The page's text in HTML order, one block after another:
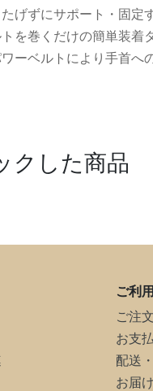
たげずにサポート・固
トを巻くだけの簡単装着
ワーベルトにより手首へ
クした商品
ご利
ご注
お支
配送
お届